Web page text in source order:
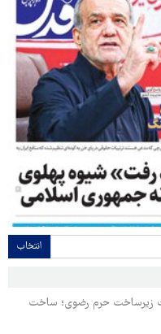
انتخاب
زیرساخت حرم رضوی؛ ساخت